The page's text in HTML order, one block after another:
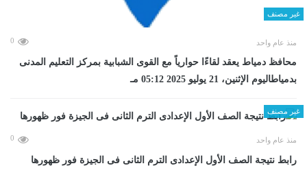
غير مصنف
منذ عام واحد 0
محافظ دمياط يعقد لقاءًا حوارياً مع القوى الشبابية بمركز التعليم المدنى
بدمياطاليوم الإثنين، 21 يوليو 2025 05:12 مـ
غير مصنف
منذ عام واحد 0
رابط نتيجة الصف الأول الإعدادى الترم الثانى فى الجيزة فور ظهورها